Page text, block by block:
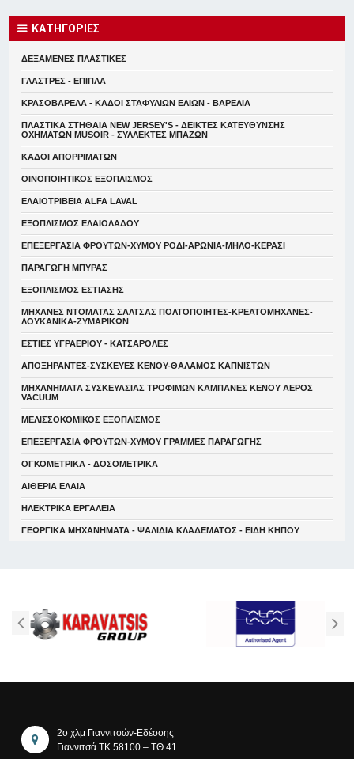
ΚΑΤΗΓΟΡΙΕΣ
ΔΕΞΑΜΕΝΕΣ ΠΛΑΣΤΙΚΕΣ
ΓΛΑΣΤΡΕΣ - ΕΠΙΠΛΑ
ΚΡΑΣΟΒΑΡΕΛΑ - ΚΑΔΟΙ ΣΤΑΦΥΛΙΩΝ ΕΛΙΩΝ - ΒΑΡΕΛΙΑ
ΠΛΑΣΤΙΚΑ ΣΤΗΘΑΙΑ NEW JERSEY'S - ΔΕΙΚΤΕΣ ΚΑΤΕΥΘYΝΣΗΣ
ΟΧΗΜΑΤΩΝ MUSOIR - ΣΥΛΛΕΚΤΕΣ ΜΠΑΖΩΝ
ΚΑΔΟΙ ΑΠΟΡΡΙΜΑΤΩΝ
ΟΙΝΟΠΟΙΗΤΙΚΟΣ ΕΞΟΠΛΙΣΜΟΣ
ΕΛΑΙΟΤΡΙΒΕΙΑ ALFA LAVAL
ΕΞΟΠΛΙΣΜΟΣ ΕΛΑΙΟΛΑΔΟΥ
ΕΠΕΞΕΡΓΑΣΙΑ ΦΡΟΥΤΩΝ-ΧΥΜΟΥ ΡΟΔΙ-ΑΡΩΝΙΑ-ΜΗΛΟ-ΚΕΡΑΣΙ
ΠΑΡΑΓΩΓΗ ΜΠΥΡΑΣ
ΕΞΟΠΛΙΣΜΟΣ ΕΣΤΙΑΣΗΣ
ΜΗΧΑΝΕΣ ΝΤΟΜΑΤΑΣ ΣΑΛΤΣΑΣ ΠΟΛΤΟΠΟΙΗΤΕΣ-ΚΡΕΑΤΟΜΗΧΑΝΕΣ-
ΛΟΥΚΑΝΙΚΑ-ΖΥΜΑΡΙΚΩΝ
ΕΣΤΙΕΣ ΥΓΡΑΕΡΙΟΥ - ΚΑΤΣΑΡΟΛΕΣ
ΑΠΟΞΗΡΑΝΤΕΣ-ΣΥΣΚΕΥΕΣ ΚΕΝΟΥ-ΘΑΛΑΜΟΣ ΚΑΠΝΙΣΤΩΝ
ΜΗΧΑΝΗΜΑΤΑ ΣΥΣΚΕΥΑΣΙΑΣ ΤΡΟΦΙΜΩΝ ΚΑΜΠΑΝΕΣ ΚΕΝΟΥ ΑΕΡΟΣ
VACUUM
ΜΕΛΙΣΣΟΚΟΜΙΚΟΣ ΕΞΟΠΛΙΣΜΟΣ
ΕΠΕΞΕΡΓΑΣΙΑ ΦΡΟΥΤΩΝ-ΧΥΜΟΥ ΓΡΑΜΜΕΣ ΠΑΡΑΓΩΓΗΣ
ΟΓΚΟΜΕΤΡΙΚΑ - ΔΟΣΟΜΕΤΡΙΚΑ
ΑΙΘΕΡΙΑ ΕΛΑΙΑ
ΗΛΕΚΤΡΙΚΑ ΕΡΓΑΛΕΙΑ
ΓΕΩΡΓΙΚΑ ΜΗΧΑΝΗΜΑΤΑ - ΨΑΛΙΔΙΑ ΚΛΑΔΕΜΑΤΟΣ - ΕΙΔΗ ΚΗΠΟΥ
2ο χλμ Γιαννιτσών-Εδέσσης
Γιαννιτσά ΤΚ 58100 – ΤΘ 41